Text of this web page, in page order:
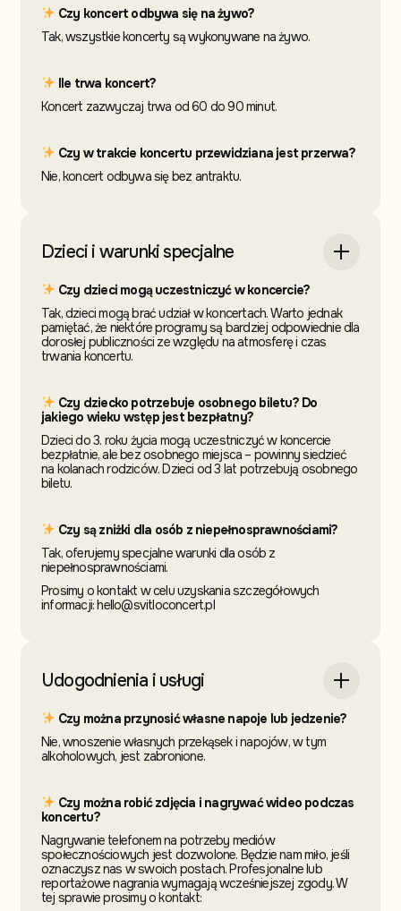
Czy koncert odbywa się na żywo?
Tak, wszystkie koncerty są wykonywane na żywo.
Ile trwa koncert?
Koncert zazwyczaj trwa od 60 do 90 minut.
Czy w trakcie koncertu przewidziana jest przerwa?
Nie, koncert odbywa się bez antraktu.
Dzieci i warunki specjalne
Czy dzieci mogą uczestniczyć w koncercie?
Tak, dzieci mogą brać udział w koncertach. Warto jednak
pamiętać, że niektóre programy są bardziej odpowiednie dla
dorosłej publiczności ze względu na atmosferę i czas
trwania koncertu.
Czy dziecko potrzebuje osobnego biletu? Do
jakiego wieku wstęp jest bezpłatny?
Dzieci do 3. roku życia mogą uczestniczyć w koncercie
bezpłatnie, ale bez osobnego miejsca – powinny siedzieć
na kolanach rodziców. Dzieci od 3 lat potrzebują osobnego
biletu.
Czy są zniżki dla osób z niepełnosprawnościami?
Tak, oferujemy specjalne warunki dla osób z
niepełnosprawnościami.
Prosimy o kontakt w celu uzyskania szczegółowych
informacji: hello@svitloconcert.pl
Udogodnienia i usługi
Czy można przynosić własne napoje lub jedzenie?
Nie, wnoszenie własnych przekąsek i napojów, w tym
alkoholowych, jest zabronione.
Czy można robić zdjęcia i nagrywać wideo podczas
koncertu?
Nagrywanie telefonem na potrzeby mediów
społecznościowych jest dozwolone. Będzie nam miło, jeśli
oznaczysz nas w swoich postach. Profesjonalne lub
reportażowe nagrania wymagają wcześniejszej zgody. W
tej sprawie prosimy o kontakt: